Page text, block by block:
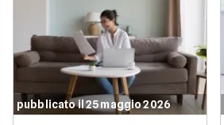
pubblicato il 25 maggio 2026